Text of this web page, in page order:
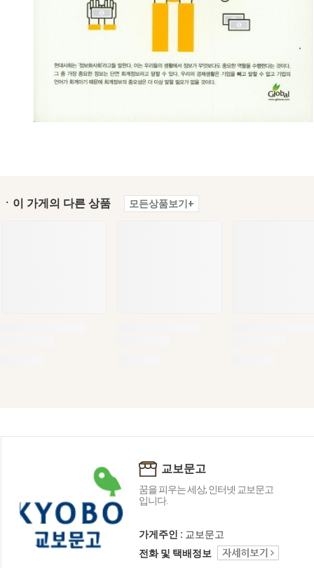
ㆍ이 가게의 다른 상품 모든상품보기+
교보문고
꿈을 피우는 세상, 인터넷 교보문고
입니다.
가게주인 : 교보문고
전화 및 택배정보